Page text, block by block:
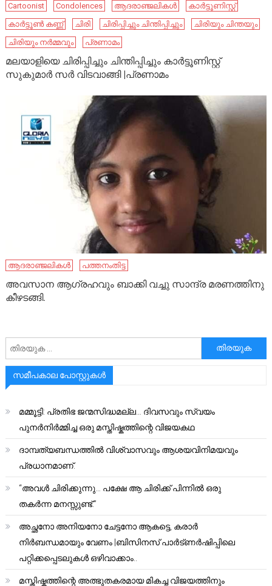
Cartoonist Condolences ആദരാഞ്ജലികൾ
കാർട്ടൂണിസ്റ്റ്
കാർട്ടൂൺ കണ്ണ്
ചിരി ചിരിപ്പിച്ചും ചിന്തിപ്പിച്ചും
ചിരിയും ചിന്തയും
ചിരിയും നർമ്മവും
പ്രണാമം
മലയാളിയെ ചിരിപ്പിച്ചും ചിന്തിപ്പിച്ചും കാർട്ടൂണിസ്റ്റ്
സുകുമാർ സർ വിടവാങ്ങി |പ്രണാമം
ആദരാഞ്ജലികൾ പത്തനംതിട്ട
അവസാന ആഗ്രഹവും ബാക്കി വച്ചു സാന്ദ്ര മരണത്തിനു
കീഴടങ്ങി.
അനേഷിക്കുക
സമീപകാല പോസ്റ്റുകൾ
മമ്മൂട്ടി: പ്രതിഭ ജന്മസിദ്ധമല്ല… ദിവസവും സ്വയം
പുനർനിർമ്മിച്ച ഒരു മസ്തിഷ്കത്തിന്റെ വിജയകഥ
ദാമ്പത്യബന്ധത്തിൽ വിശ്വാസവും ആശയവിനിമയവും
പ്രധാനമാണ്.
“അവൾ ചിരിക്കുന്നു… പക്ഷേ ആ ചിരിക്ക് പിന്നിൽ ഒരു
തകർന്ന മനസ്സുണ്ട്.”
അച്ഛനോ അനിയനോ ചേട്ടനോ ആകട്ടെ, കരാർ
നിർബന്ധമായും വേണം |ബിസിനസ് പാർട്ണർഷിപ്പിലെ
പറ്റിക്കപ്പെടലുകൾ ഒഴിവാക്കാം..
മസ്തിഷ്കത്തിന്റെ അത്ഭുതകരമായ മികച്ച വിജയത്തിനും